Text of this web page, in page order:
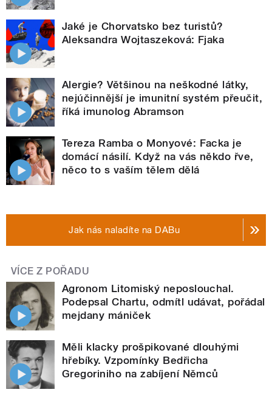
Jaké je Chorvatsko bez turistů?
Aleksandra Wojtaszeková: Fjaka
Alergie? Většinou na neškodné látky,
nejúčinnější je imunitní systém přeučit,
říká imunolog Abramson
Tereza Ramba o Monyové: Facka je
domácí násilí. Když na vás někdo řve,
něco to s vaším tělem dělá
Jak nás naladíte na DABu
VÍCE Z POŘADU
Agronom Litomiský neposlouchal.
Podepsal Chartu, odmítl udávat, pořádal
mejdany mániček
Měli klacky prošpikované dlouhými
hřebíky. Vzpomínky Bedřicha
Gregoriniho na zabíjení Němců